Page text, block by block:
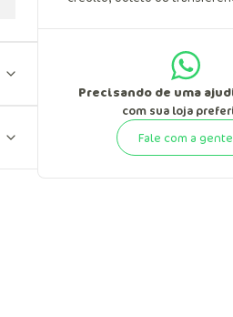
Precisando de uma
com sua loja
Fale com a gente